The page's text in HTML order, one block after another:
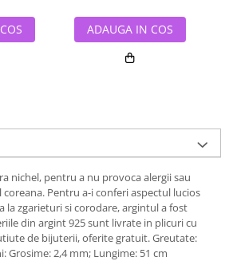
ADAUGA IN COS
nichel, pentru a nu provoca alergii sau
Pentru a-i conferi aspectul lucios
la zgarieturi si corodare, argintul a fost
din argint 925 sunt livrate in plicuri cu
de bijuterii, oferite gratuit. Greutate:
Grosime: 2,4 mm; Lungime: 51 cm